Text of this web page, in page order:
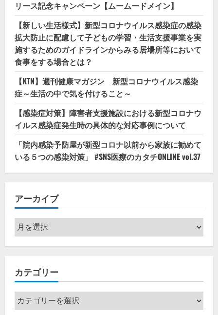
リース記念キャンペーン【ムームードメイン】
【新しい生活様式】新型コロナウイルス感染症の感染
拡大防止に配慮して子どもの学習・生活支援事業を実
施するためのガイドラインからみる居場所等において
食事をする場合とは？
【KTN】週刊健康マガジン 新型コロナウイルス感染
症～生活の中で気を付けること～
【感染症対策】障害者支援施設における新型コロナウ
イルス感染症発生時の具体的な対応事例について
「院内感染予防屋が新型コロナ以前から家族に勧めて
いる５つの感染対策」 #SNS医療のカタチONLINE vol.37
アーカイブ
ア
ー
カ
ブ
カテゴリー
カ
テ